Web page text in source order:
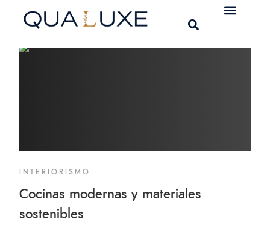
INTERIORISMO
Cocinas modernas y materiales
sostenibles